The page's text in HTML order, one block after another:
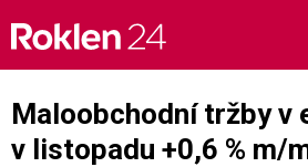
content
Maloobchodní tržby v
v listopadu +0,6 % m/